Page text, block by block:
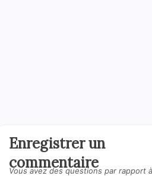
Enregistrer un
commentaire
Vous avez des questions par rapport